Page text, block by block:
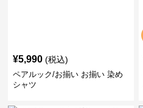
¥5,990 (税込)
ペアルック/お揃い お揃い 染め
シャツ